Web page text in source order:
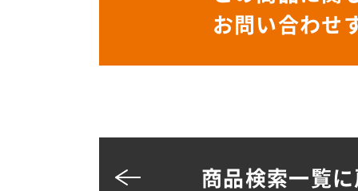
お問い合わせ
商品検索一覧